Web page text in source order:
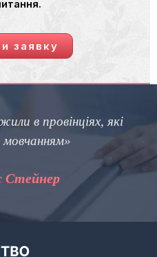
заявку
в провінціях, які